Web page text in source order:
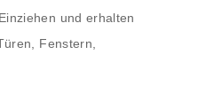
und erhalten
Fenstern,